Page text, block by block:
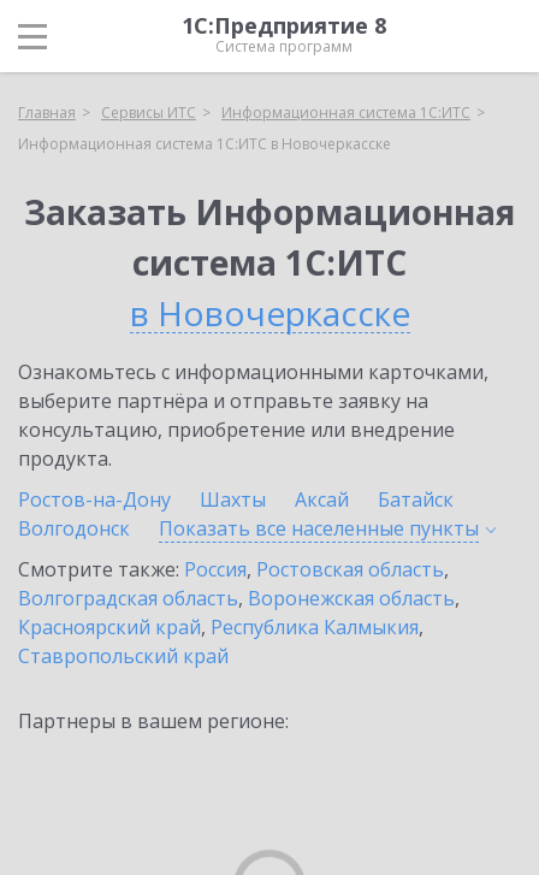
1С:Предприятие 8
Система программ
Главная Сервисы ИТС
Информационная система 1С:ИТС
Информационная система 1С:ИТС в Новочеркасске
Заказать Информационная
система 1С:ИТС
в Новочеркасске
Ознакомьтесь с информационными карточками,
выберите партнёра и отправьте заявку на
консультацию, приобретение или внедрение
продукта.
Ростов-на-Дону
Шахты Аксай
Батайск
Волгодонск
Показать все населенные пункты
Смотрите также: Россия, Ростовская область,
Волгоградская область, Воронежская область,
Красноярский край, Республика Калмыкия,
Ставропольский край
Партнеры в вашем регионе: